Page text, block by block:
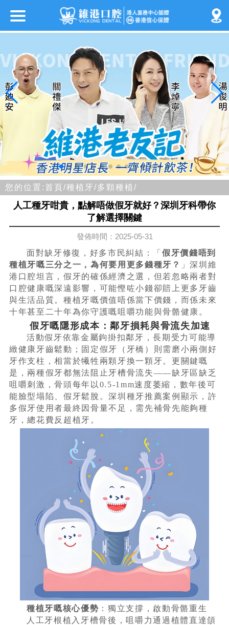
您的位置:首頁/種植牙/ 多顆種植/
人工種牙咁貴，點解唔做假牙就好？深圳牙科帶你
了解選擇關鍵
發佈時間：2025-05-31
面對缺牙修復，好多市民糾結：「 假牙價錢唔到
種植牙嘅三分之一，為何要用更多錢種牙？
」深圳維
港口腔坦言，假牙的確係經濟之選，但若忽略兩者對
口腔健康嘅深遠影響，可能慳咗小錢卻賠上更多牙齒
與生活品質。種植牙嘅價值唔係當下價錢，而係未來
十年甚至二十年為你守護嘅咀嚼功能與骨骼健康。
假牙嘅隱形成本：鄰牙損耗與骨流失加速
活動假牙依靠金屬鉤掛扣鄰牙，長期受力可能導
緻健康牙齒鬆動；固定假牙（牙橋）則需磨小兩側好
牙作支柱，相當於犧牲兩顆牙換一顆牙。更關鍵嘅
是，兩種假牙都無法阻止牙槽骨流失——缺牙區缺乏
咀嚼刺激，骨頭每年以0.5-1mm速度萎縮，數年後可
能臉型塌陷、假牙鬆脫。深圳種牙推薦案例顯示，許
多假牙使用者最終因骨量不足，需先補骨先能夠種
牙，總花費反超植牙。
種植牙嘅核心優勢 ：獨立支撐，啟動骨骼重生
人工牙根植入牙槽骨後，咀嚼力通過植體直達頜